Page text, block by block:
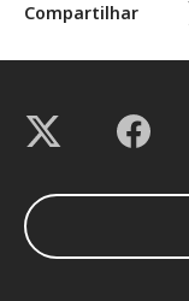
Compartilhar